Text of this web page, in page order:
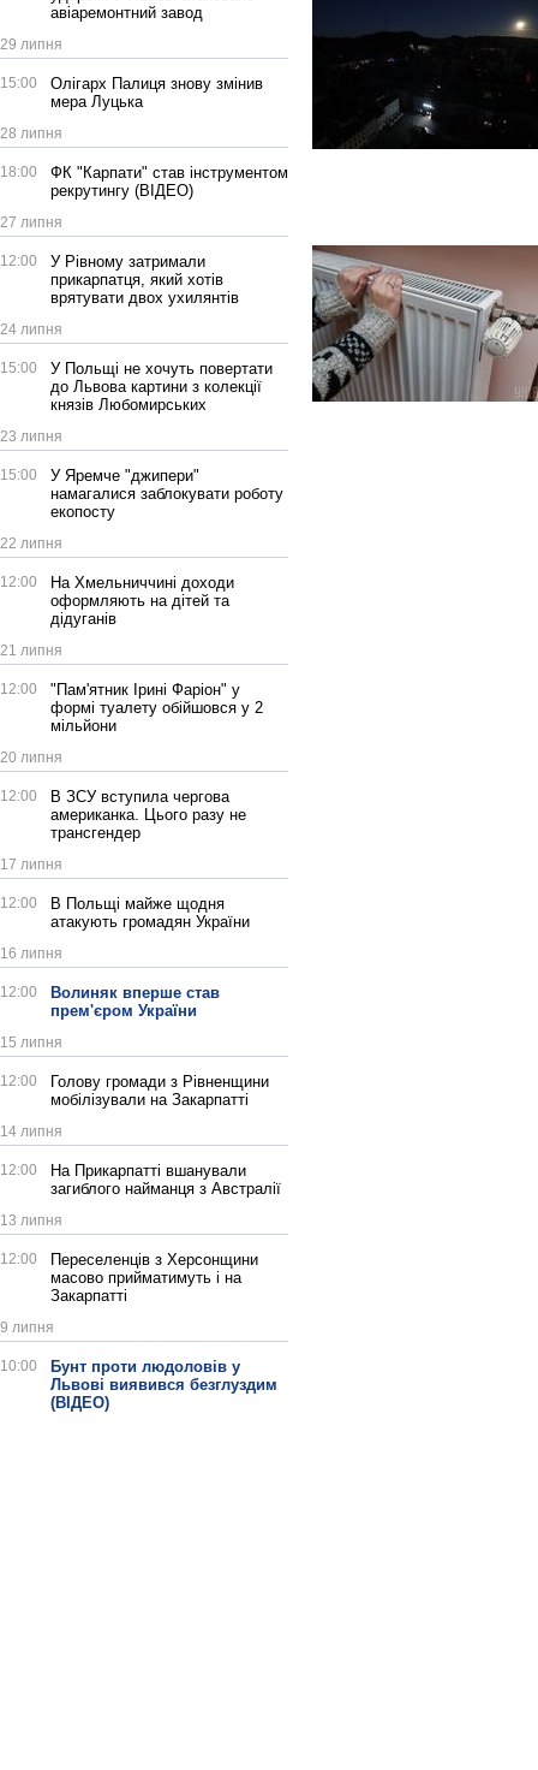
авіаремонтний завод
29 липня
15:00
Олігарх Палиця знову змінив
мера Луцька
28 липня
18:00
ФК "Карпати" став інструментом
рекрутингу (ВІДЕО)
27 липня
12:00
У Рівному затримали
прикарпатця, який хотів
врятувати двох ухилянтів
24 липня
15:00
У Польщі не хочуть повертати
до Львова картини з колекції
князів Любомирських
23 липня
15:00
У Яремче "джипери"
намагалися заблокувати роботу
екопосту
22 липня
12:00
На Хмельниччині доходи
оформляють на дітей та
дідуганів
21 липня
12:00
"Пам'ятник Ірині Фаріон" у
формі туалету обійшовся у 2
мільйони
20 липня
12:00
В ЗСУ вступила чергова
американка. Цього разу не
трансгендер
17 липня
12:00
В Польщі майже щодня
атакують громадян України
16 липня
12:00
Волиняк вперше став
прем'єром України
15 липня
12:00
Голову громади з Рівненщини
мобілізували на Закарпатті
14 липня
12:00
На Прикарпатті вшанували
загиблого найманця з Австралії
13 липня
12:00
Переселенців з Херсонщини
масово прийматимуть і на
Закарпатті
9 липня
10:00
Бунт проти людоловів у
Львові виявився безглуздим
(ВІДЕО)